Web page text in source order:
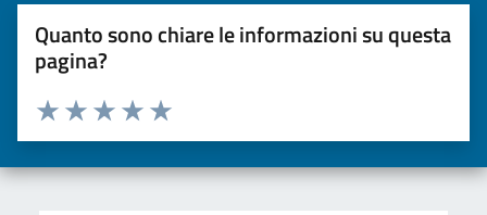
Quanto sono chiare le informazioni su questa
pagina?
Valuta da 1 a 5 stelle la pagina
Valuta 5 stelle su 5
Valuta 4 stelle su 5
Valuta 3 stelle su 5
Valuta 2 stelle su 5
Valuta una stella su 5